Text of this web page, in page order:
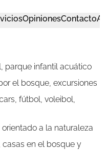
OpinionesContacto
parque infantil acuático
el bosque, excursiones
fútbol, voleibol,
a la naturaleza
casas en el bosque y